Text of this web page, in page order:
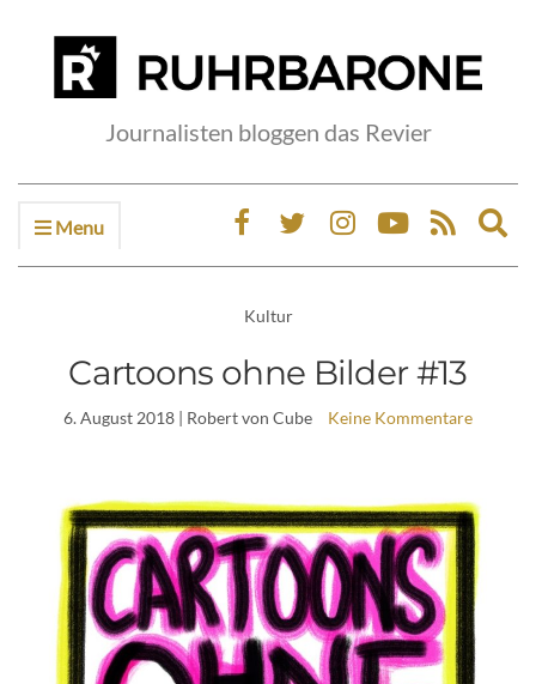
Journalisten bloggen das Revier
Menu
Kultur
Cartoons ohne Bilder #13
6. August 2018 | Robert von Cube Keine Kommentare